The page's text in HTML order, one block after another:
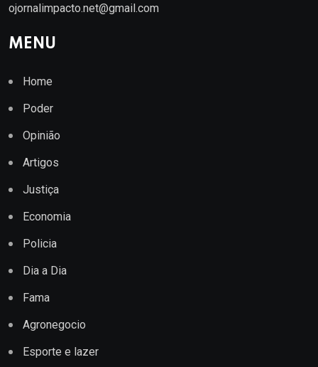
ojornalimpacto.net@gmail.com
MENU
Home
Poder
Opinião
Artigos
Justiça
Economia
Policia
Dia a Dia
Fama
Agronegocio
Esporte e lazer